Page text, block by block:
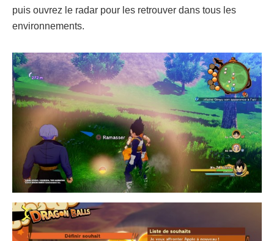
puis ouvrez le radar pour les retrouver dans tous les
environnements.